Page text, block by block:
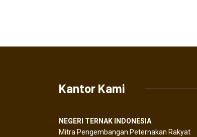
Kantor Kami
NEGERI TERNAK INDONESIA
Mitra Pengembangan Peternakan Rakyat